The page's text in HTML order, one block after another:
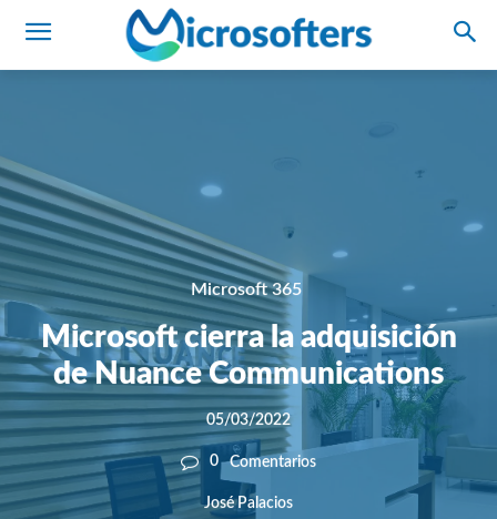
Microsoft 365
Microsoft cierra la adquisición
de Nuance Communications
05/03/2022
0 Comentarios
José Palacios